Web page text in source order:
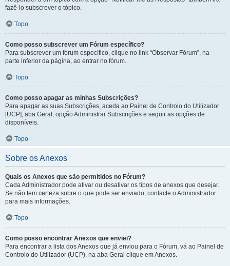
fazê-lo subscrever o tópico.
Topo
Como posso subscrever um Fórum específico?
Para subscrever um fórum específico, clique no link “Observar Fórum”, na
parte inferior da página, ao entrar no fórum.
Topo
Como posso apagar as minhas Subscrições?
Para apagar as suas Subscrições, aceda ao Painel de Controlo do Utilizador
[UCP], aba Geral, opção Administrar Subscrições e seguir as opções de
disponíveis.
Topo
Sobre os Anexos
Quais os Anexos que são permitidos no Fórum?
Cada Administrador pode ativar ou desativar os tipos de anexos que desejar.
Se não tem certeza sobre o que pode ser enviado, contacte o Administrador
para mais informações.
Topo
Como posso encontrar Anexos que enviei?
Para encontrar a lista dos Anexos que já enviou para o Fórum, vá ao Painel de
Controlo do Utilizador (UCP), na aba Geral clique em Anexos.